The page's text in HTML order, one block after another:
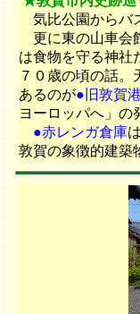
気比公園からバ
更に東の山車会
は食物を守る神社
７０歳の頃の話
あるのが●旧敦賀
ヨーロッパへ」の
●赤レンガ倉庫
敦賀の象徴的建